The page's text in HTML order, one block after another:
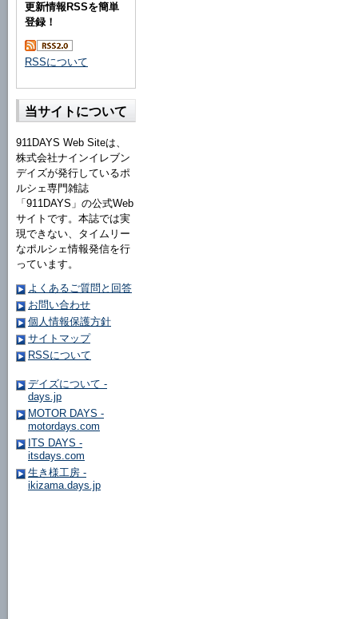
更新情報RSSを簡単
登録！
RSSについて
当サイトについて
911DAYS Web Siteは、
株式会社ナインイレブン
デイズが発行しているポ
ルシェ専門雑誌
「911DAYS」の公式Web
サイトです。本誌では実
現できない、タイムリー
なポルシェ情報発信を行
っています。
よくあるご質問と回答
お問い合わせ
個人情報保護方針
サイトマップ
RSSについて
デイズについて -
days.jp
MOTOR DAYS -
motordays.com
ITS DAYS -
itsdays.com
生き様工房 -
ikizama.days.jp